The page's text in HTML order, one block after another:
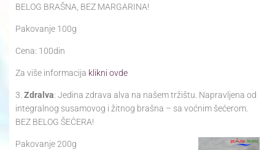
BELOG BRAŠNA, BEZ MARGARINA!
Pakovanje 100g
Cena: 100din
Za više informacija klikni ovde
3. Zdralva: Jedina zdrava alva na našem tržištu. Napravljena od
integralnog susamovog i žitnog brašna – sa voćnim šećerom.
BEZ BELOG ŠEĆERA!
Pakovanje 200g